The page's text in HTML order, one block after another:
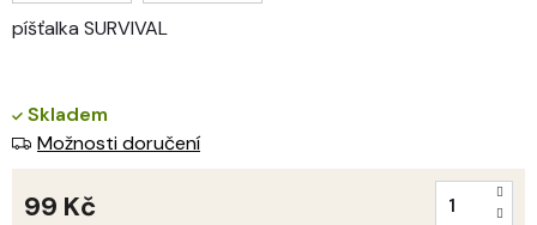
píšťalka SURVIVAL
Skladem
Možnosti doručení
99 Kč